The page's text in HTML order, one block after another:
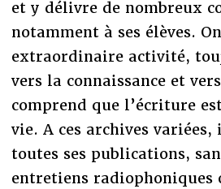
et y délivre de nombreux
notamment à ses élèves.
extraordinaire activité,
vers la connaissance et
comprend que l’écriture
vie. A ces archives
toutes ses publications,
entretiens radiophoniques